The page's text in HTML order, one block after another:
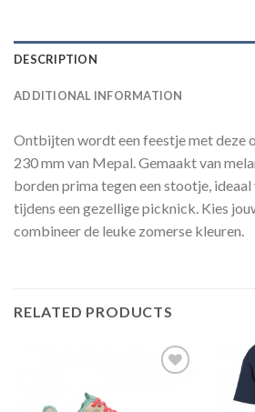
DESCRIPTION
ADDITIONAL INFORMATION
Ontbijten wordt een feestje met deze
230 mm van Mepal. Gemaakt van
borden prima tegen een stootje,
tijdens een gezellige picknick. Kies
combineer de leuke zomerse kleuren.
RELATED PRODUCTS